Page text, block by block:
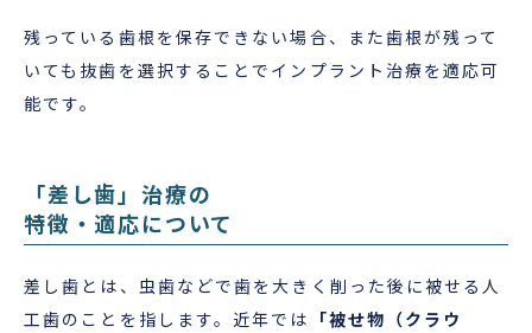
残っている歯根を保存できない場合、また歯根が残って
いても抜歯を選択することでインプラント治療を適応可
能です。
「差し歯」治療の
特徴・適応について
差し歯とは、虫歯などで歯を大きく削った後に被せる人
工歯のことを指します。近年では 「被せ物（クラウ